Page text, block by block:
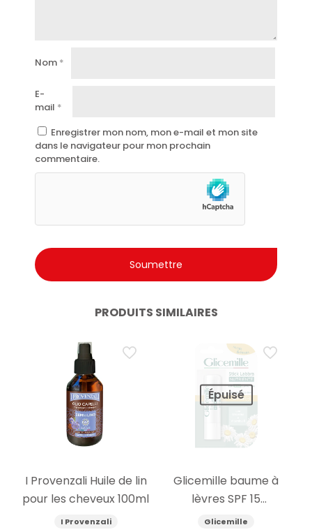
Nom *
E-
mail *
Enregistrer mon nom, mon e-mail et mon site
dans le navigateur pour mon prochain
commentaire.
PRODUITS SIMILAIRES
I Provenzali Huile de lin
pour les cheveux 100ml
I Provenzali
Épuisé
Glicemille baume à
lèvres SPF 15
nourrissant 5.5g
Glicemille